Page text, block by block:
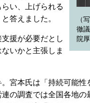
（
徹
院
い、上げられる
答えました。
援が必要だとし
いかと主張しま
宮本氏は「持続可能性
の調査では全国各地の